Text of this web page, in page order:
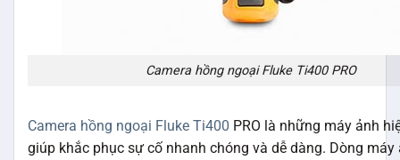
Camera hồng ngoại Fluke Ti400 PRO
Camera hồng ngoại Fluke Ti400 PRO là những máy ảnh
giúp khắc phục sự cố nhanh chóng và dễ dàng. Dòng máy